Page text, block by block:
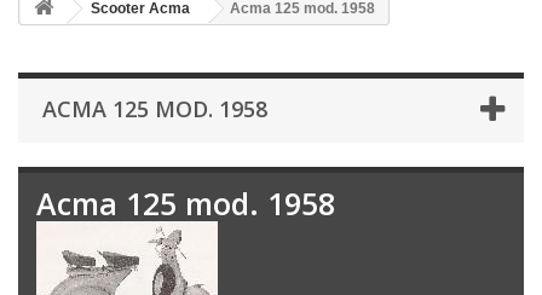
Scooter Acma Acma 125 mod. 1958
ACMA 125 MOD. 1958
Acma 125 mod. 1958